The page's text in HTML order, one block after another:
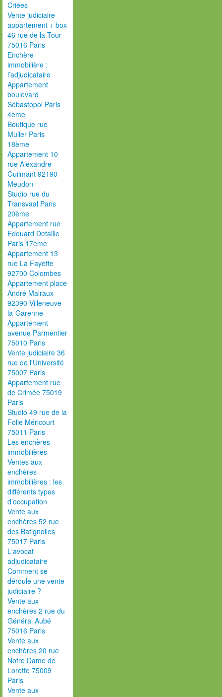
Criées
Vente judiciaire
appartement + box
46 rue de la Tour
75016 Paris
Enchère
immobilière :
l’adjudicataire
Appartement
boulevard
Sébastopol Paris
4ème
Boutique rue
Muller Paris
18ème
Appartement 10
rue Alexandre
Guilmant 92190
Meudon
Studio rue du
Transvaal Paris
20ème
Appartement rue
Edouard Detaille
Paris 17ème
Appartement 13
rue La Fayette
92700 Colombes
Appartement place
André Malraux
92390 Villeneuve-
la-Garenne
Appartement
avenue Parmentier
75010 Paris
Vente judiciaire 36
rue de l'Université
75007 Paris
Appartement rue
de Crimée 75019
Paris
Studio 49 rue de la
Folie Méricourt
75011 Paris
Les enchères
immobilières
Ventes aux
enchères
immobilières : les
différents types
d’occupation
Vente aux
enchères 52 rue
des Batignolles
75017 Paris
L'avocat
adjudicataire
Comment se
déroule une vente
judiciaire ?
Vente aux
enchères 2 rue du
Général Aubé
75016 Paris
Vente aux
enchères 20 rue
Notre Dame de
Lorette 75009
Paris
Vente aux